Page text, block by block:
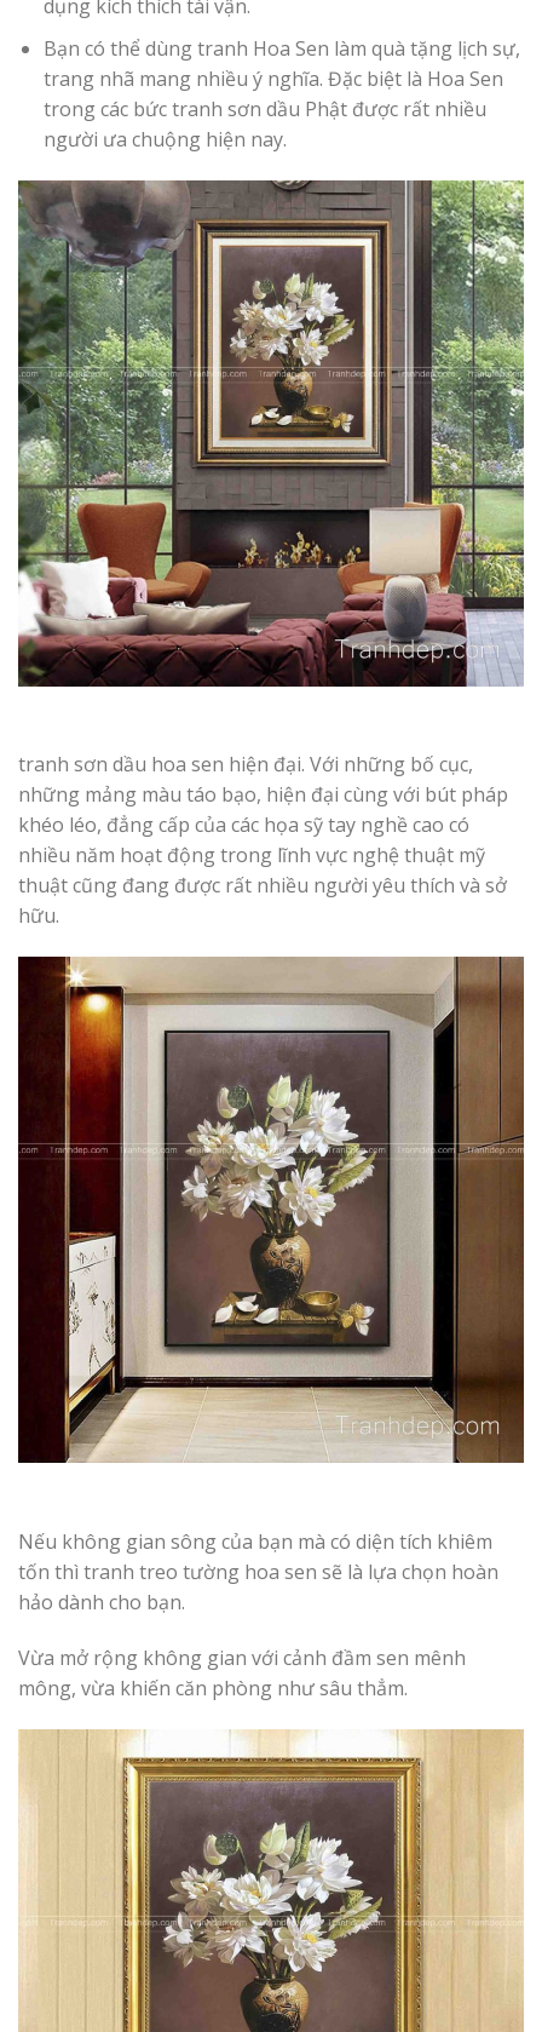
dụng kích thích tài vận.
Bạn có thể dùng tranh Hoa Sen làm quà tặng lịch sự,
trang nhã mang nhiều ý nghĩa. Đặc biệt là Hoa Sen
trong các bức tranh sơn dầu Phật được rất nhiều
người ưa chuộng hiện nay.
tranh sơn dầu hoa sen hiện đại. Với những bố cục,
những mảng màu táo bạo, hiện đại cùng với bút pháp
khéo léo, đẳng cấp của các họa sỹ tay nghề cao có
nhiều năm hoạt động trong lĩnh vực nghệ thuật mỹ
thuật cũng đang được rất nhiều người yêu thích và sở
hữu.
Nếu không gian sông của bạn mà có diện tích khiêm
tốn thì tranh treo tường hoa sen sẽ là lựa chọn hoàn
hảo dành cho bạn.
Vừa mở rộng không gian với cảnh đầm sen mênh
mông, vừa khiến căn phòng như sâu thẳm.